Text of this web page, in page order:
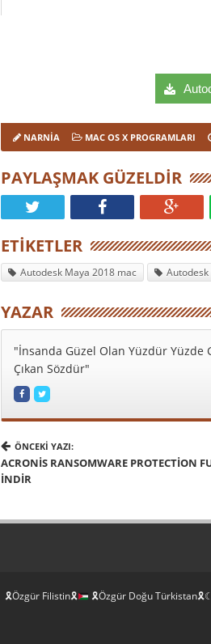
NARNIA MAC OS X PROGRAMLARI
PAYLAŞMAK GÜZELDIR
ETIKETLER
Autodesk Maya 2018 mac
YAZAR
"İnsanda Güzel Olan Yüzdür Yüzde
Çıkan Sözdür"
ÖNCEKI YAZI:
ACRONIS RANSOMWARE PROTECTION
İNDIR
🎗Özgür Filistin🎗 🎗Özgür Doğu